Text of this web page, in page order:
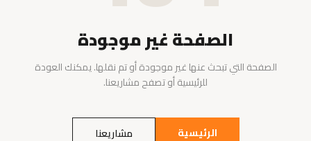
الصفحة غير موجودة
الصفحة التي تبحث عنها غير موجودة أو تم نقلها. يمكنك العودة
للرئيسية أو تصفح مشاريعنا.
الرئيسية مشاريعنا